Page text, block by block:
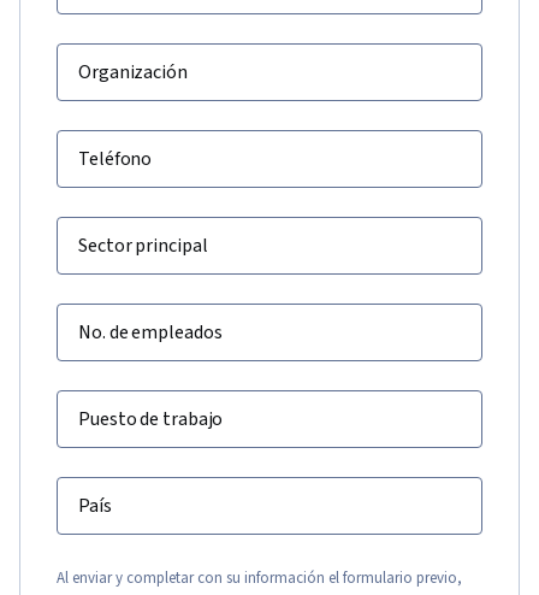
Organización
Teléfono
Sector principal
No. de empleados
Puesto de trabajo
País
Al enviar y completar con su información el formulario previo,